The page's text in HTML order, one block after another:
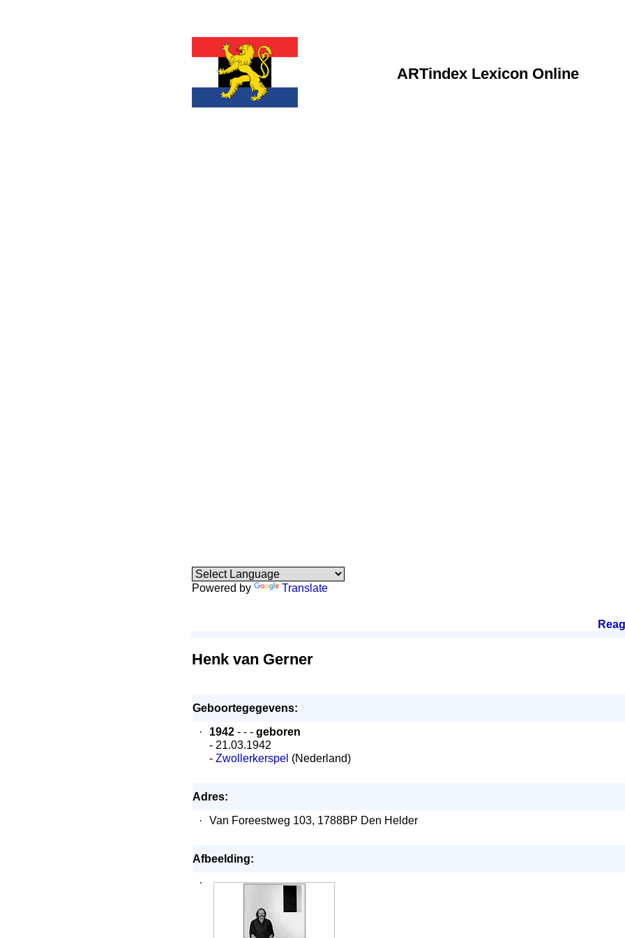
ARTindex Lexicon Online
Powered by Translate
Henk van Gerner
Geboortegegevens:
·
1942 - - - geboren
- 21.03.1942
- Zwollerkerspel (Nederland)
Adres:
·
Van Foreestweg 103, 1788BP Den Helder
Afbeelding:
·